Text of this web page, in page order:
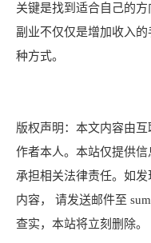
关键是找到适合自己的方
副业不仅仅是增加收入
种方式。
版权声明：本文内容由
作者本人。本站仅提供
承担相关法律责任。如
内容， 请发送邮件至
查实，本站将立刻删除。